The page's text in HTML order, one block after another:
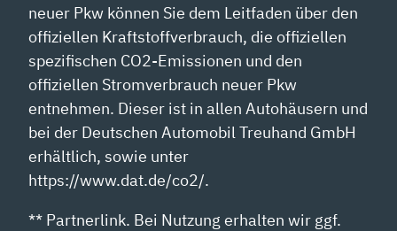
neuer Pkw können Sie dem Leitfaden über den
offiziellen Kraftstoffverbrauch, die offiziellen
spezifischen CO2-Emissionen und den
offiziellen Stromverbrauch neuer Pkw
entnehmen. Dieser ist in allen Autohäusern und
bei der Deutschen Automobil Treuhand GmbH
erhältlich, sowie unter
https://www.dat.de/co2/.
** Partnerlink. Bei Nutzung erhalten wir ggf.